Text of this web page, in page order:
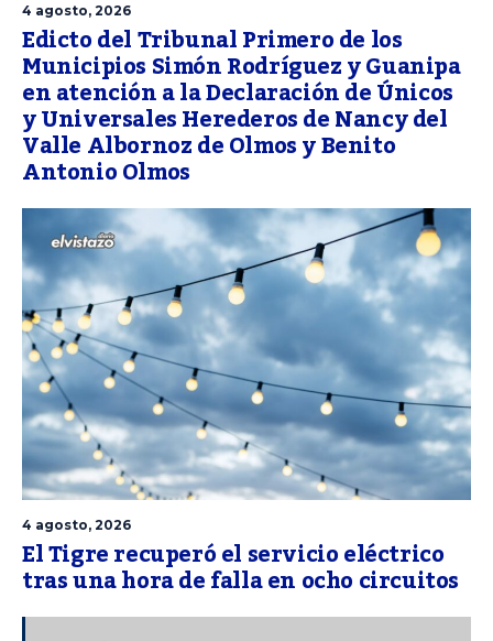
4 agosto, 2026
Edicto del Tribunal Primero de los
Municipios Simón Rodríguez y Guanipa
en atención a la Declaración de Únicos
y Universales Herederos de Nancy del
Valle Albornoz de Olmos y Benito
Antonio Olmos
4 agosto, 2026
El Tigre recuperó el servicio eléctrico
tras una hora de falla en ocho circuitos